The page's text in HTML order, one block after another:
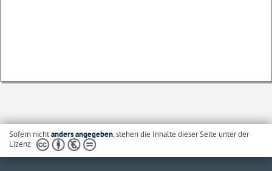
Sofern nichtanders angegeben, stehen die Inhalte dieser Seite unter der
Lizenz